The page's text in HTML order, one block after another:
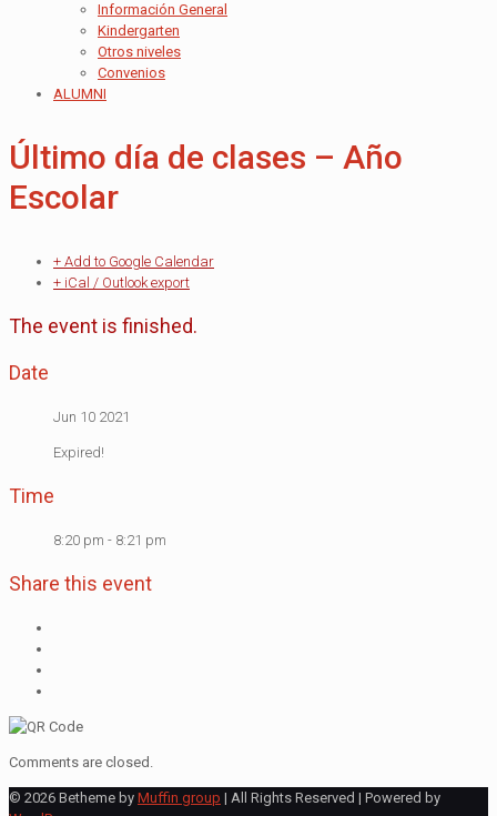
Información General
Kindergarten
Otros niveles
Convenios
ALUMNI
Último día de clases – Año
Escolar
+ Add to Google Calendar
+ iCal / Outlook export
The event is finished.
Date
Jun 10 2021
Expired!
Time
8:20 pm - 8:21 pm
Share this event
Comments are closed.
© 2026 Betheme by Muffin group | All Rights Reserved | Powered by